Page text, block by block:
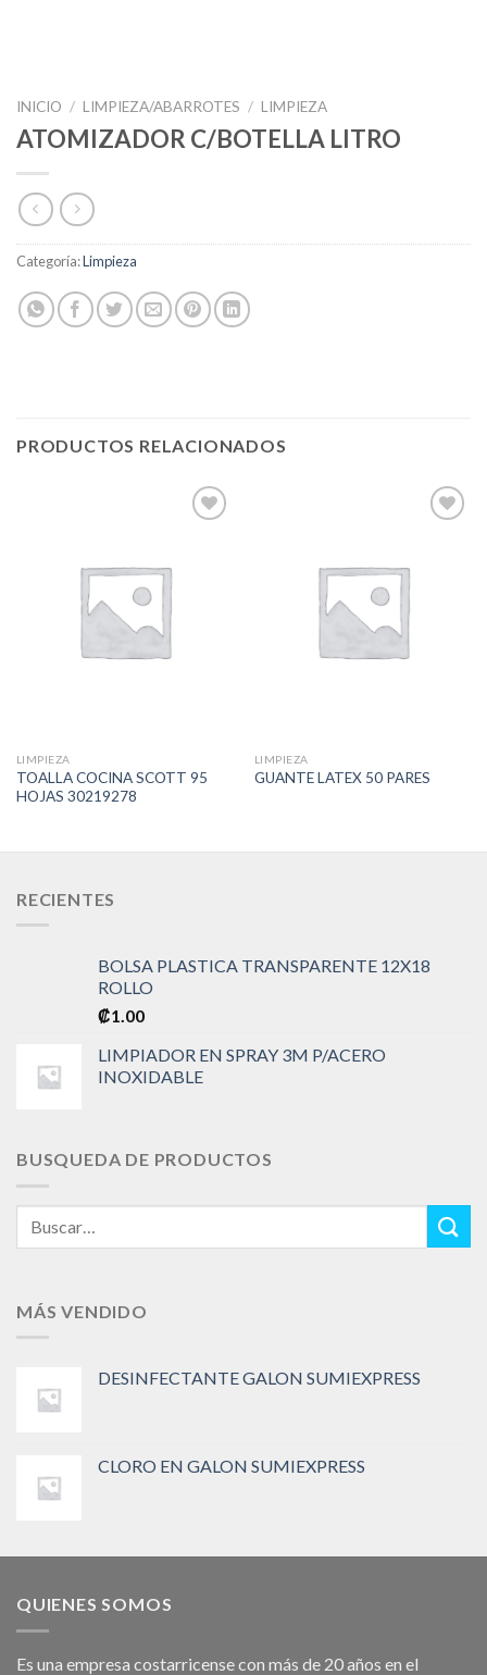
INICIO / LIMPIEZA/ABARROTES / LIMPIEZA
ATOMIZADOR C/BOTELLA LITRO
Categoría:Limpieza
PRODUCTOS RELACIONADOS
LIMPIEZA
TOALLA COCINA SCOTT 95
HOJAS 30219278
LIMPIEZA
GUANTE LATEX 50 PARES
RECIENTES
BOLSA PLASTICA TRANSPARENTE 12X18
ROLLO
₡1.00
LIMPIADOR EN SPRAY 3M P/ACERO
INOXIDABLE
BUSQUEDA DE PRODUCTOS
MÁS VENDIDO
DESINFECTANTE GALON SUMIEXPRESS
CLORO EN GALON SUMIEXPRESS
QUIENES SOMOS
Es una empresa costarricense con más de 20 años en el